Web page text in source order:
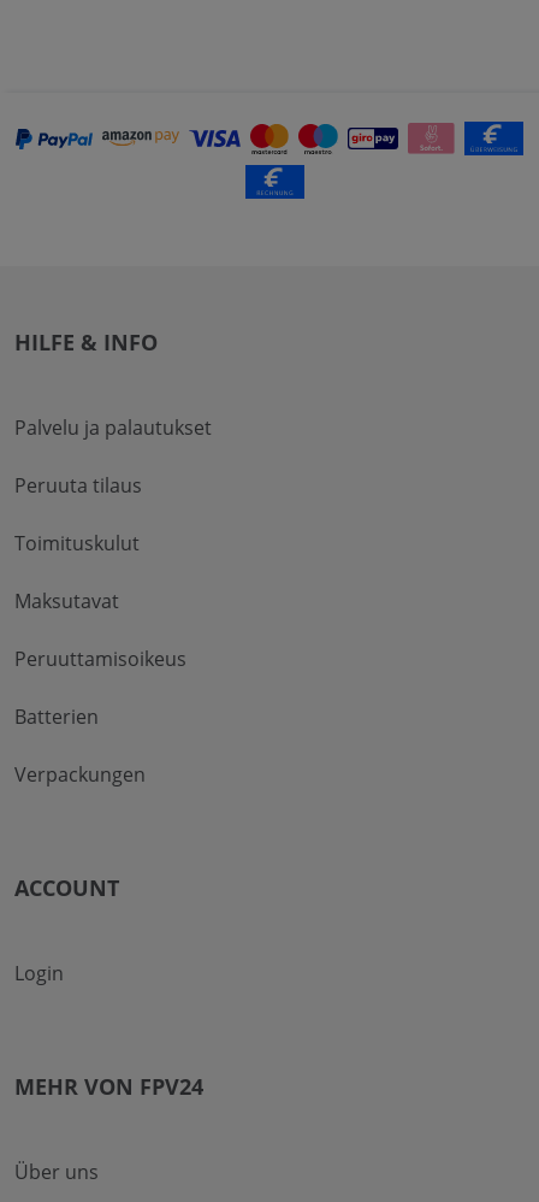
HILFE & INFO
Palvelu ja palautukset
Peruuta tilaus
Toimituskulut
Maksutavat
Peruuttamisoikeus
Batterien
Verpackungen
ACCOUNT
Login
MEHR VON FPV24
Über uns